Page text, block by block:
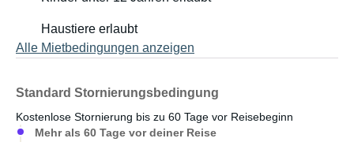
Haustiere erlaubt
Alle Mietbedingungen anzeigen
Standard Stornierungsbedingung
Kostenlose Stornierung bis zu 60 Tage vor Reisebeginn
Mehr als 60 Tage vor deiner Reise